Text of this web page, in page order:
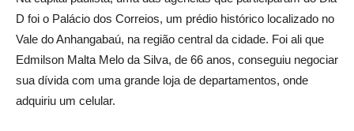
D foi o Palácio dos Correios, um prédio histórico localizado no
Vale do Anhangabaú, na região central da cidade. Foi ali que
Edmilson Malta Melo da Silva, de 66 anos, conseguiu negociar
sua dívida com uma grande loja de departamentos, onde
adquiriu um celular.